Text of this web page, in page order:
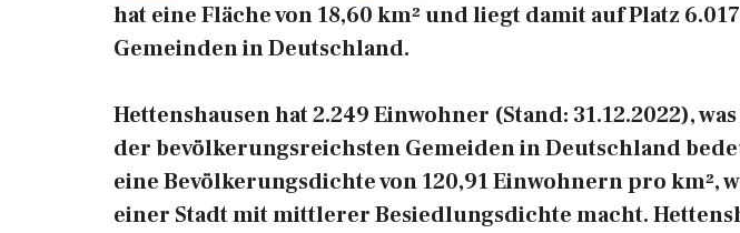
hat eine Fläche von 18,60 km² und liegt damit auf Platz
Gemeinden in Deutschland.
Hettenshausen hat 2.249 Einwohner (Stand: 31.12.2022),
der bevölkerungsreichsten Gemeiden in Deutschland
eine Bevölkerungsdichte von 120,91 Einwohnern pro km²,
einer Stadt mit mittlerer Besiedlungsdichte macht.